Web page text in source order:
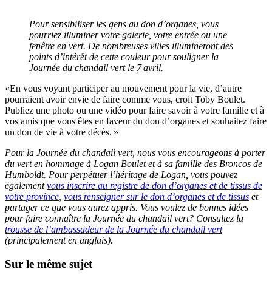
Pour sensibiliser les gens au don d’organes, vous
pourriez illuminer votre galerie, votre entrée ou une
fenêtre en vert. De nombreuses villes illumineront des
points d’intérêt de cette couleur pour souligner la
Journée du chandail vert le 7 avril.
«En vous voyant participer au mouvement pour la vie, d’autre
pourraient avoir envie de faire comme vous, croit Toby Boulet.
Publiez une photo ou une vidéo pour faire savoir à votre famille et à
vos amis que vous êtes en faveur du don d’organes et souhaitez faire
un don de vie à votre décès. »
Pour la Journée du chandail vert, nous vous encourageons à porter
du vert en hommage à Logan Boulet et à sa famille des Broncos de
Humboldt. Pour perpétuer l’héritage de Logan, vous pouvez
égalementvous inscrire au registre de don d’organes et de tissus de
votre province vous renseigner sur le don d’organes et de tissus et
partager ce que vous aurez appris. Vous voulez de bonnes idées
pour faire connaître la Journée du chandail vert? Consultez la
trousse de l’ambassadeur de la Journée du chandail vert
(principalement en anglais).
Sur le même sujet